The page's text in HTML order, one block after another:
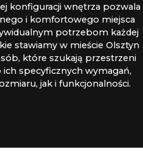
konfiguracji wnętrza pozwala
i komfortowego miejsca
potrzebom każdej
stawiamy w mieście Olsztyn
które szukają przestrzeni
specyficznych wymagań,
jak i funkcjonalności.